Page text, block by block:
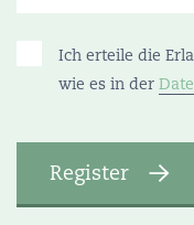
Ich erteile die
wie es in der